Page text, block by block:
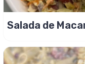
Salada de